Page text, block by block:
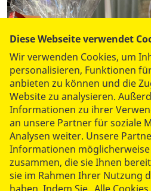
Diese Webseite verwendet
Wir verwenden Cookies, um
personalisieren, Funktionen
anbieten zu können und die
Website zu analysieren.
Informationen zu ihrer
an unsere Partner für soziale
Analysen weiter. Unsere
Informationen
zusammen, die sie Ihnen
sie im Rahmen Ihrer Nutzung